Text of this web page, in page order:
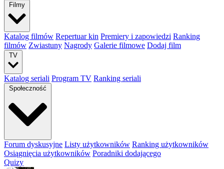
Filmy
Katalog filmów Repertuar kin Premiery i zapowiedzi Ranking
filmów Zwiastuny Nagrody Galerie filmowe Dodaj film
TV
Katalog seriali Program TV Ranking seriali
Społeczność
Forum dyskusyjne Listy użytkowników Ranking użytkowników
Osiągnięcia użytkowników Poradniki dodającego
Quizy